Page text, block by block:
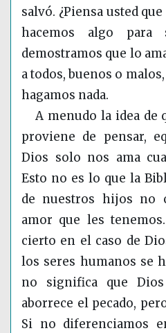
salvó. ¿Piensa usted
hacemos algo
demostramos que lo
a todos, buenos o
hagamos nada.
A menudo la idea de
proviene de pensar,
Dios solo nos ama
Esto no es lo que la
de nuestros hijos no
amor que les
cierto en el caso de
los seres humanos se
no significa que
aborrece el pecado,
Si no diferenciamos